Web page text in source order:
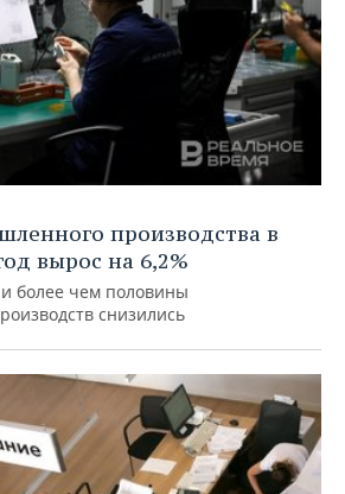
производства в
вырос на 6,2%
более чем половины
снизились